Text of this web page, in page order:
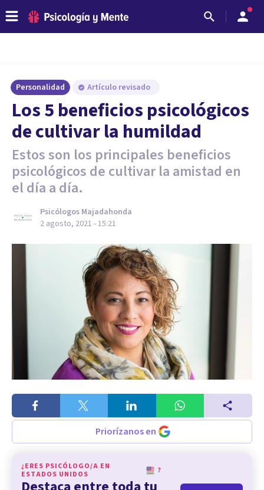
Personalidad Artículo revisado
Los 5 beneficios psicológicos
de cultivar la humildad
Estos son los principales beneficios
psicológicos de cultivar la amistad en
el día a día.
Psicólogos Majadahonda
2 agosto, 2021 - 15:21
Priorízanos en
¿ERES PSICÓLOGO/A EN
ESTADOS UNIDOS
?